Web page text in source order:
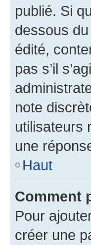
publié. Si
dessous
édité,
pas s’il
note
utilisateurs
une
Haut
Comment
Pour
créer une